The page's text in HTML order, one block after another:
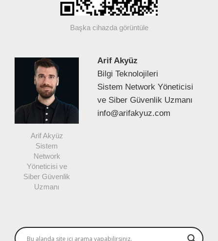
Başka cihazda görüntüle
Arif Akyüz
Sistem
Network
Yöneticisi ve
Siber Güvenlik
Uzmanı
Arif Akyüz
Bilgi Teknolojileri
Sistem Network Yöneticisi
ve Siber Güvenlik Uzmanı
info@arifakyuz.com